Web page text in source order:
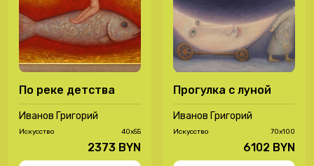
По реке детства
Иванов Григорий
Иcкусство 40х55
2373 BYN
Прогулка с луной
Иванов Григорий
Иcкусство 70х100
6102 BYN